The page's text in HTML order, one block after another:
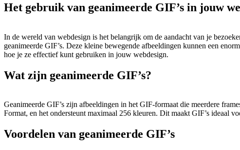
Het gebruik van geanimeerde GIF’s in jouw
In de wereld van webdesign is het belangrijk om de aandacht van je
geanimeerde GIF’s. Deze kleine bewegende afbeeldingen kunnen een
hoe je ze effectief kunt gebruiken in jouw webdesign.
Wat zijn geanimeerde GIF’s?
Geanimeerde GIF’s zijn afbeeldingen in het GIF-formaat die meerdere
Format, en het ondersteunt maximaal 256 kleuren. Dit maakt GIF’s ideaal
Voordelen van geanimeerde GIF’s